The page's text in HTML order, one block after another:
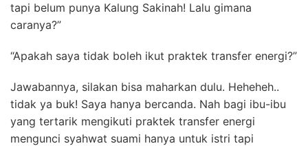
tapi belum punya Kalung Sakinah! Lalu gimana
caranya?”
“Apakah saya tidak boleh ikut praktek transfer energi?”
Jawabannya, silakan bisa maharkan dulu. Heheheh..
tidak ya buk! Saya hanya bercanda. Nah bagi ibu-ibu
yang tertarik mengikuti praktek transfer energi
mengunci syahwat suami hanya untuk istri tapi